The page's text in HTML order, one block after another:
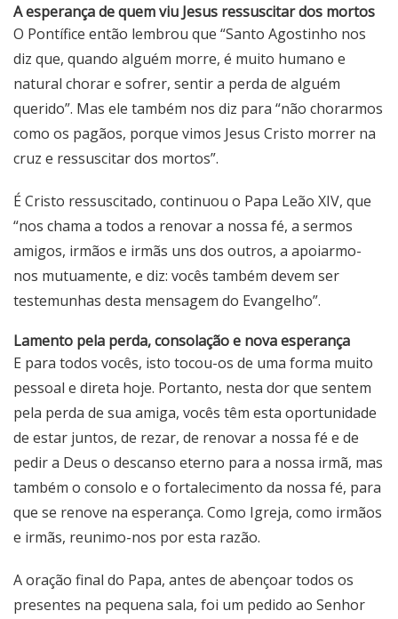
A esperança de quem viu Jesus ressuscitar dos mortos
O Pontífice então lembrou que “Santo Agostinho nos
diz que, quando alguém morre, é muito humano e
natural chorar e sofrer, sentir a perda de alguém
querido”. Mas ele também nos diz para “não chorarmos
como os pagãos, porque vimos Jesus Cristo morrer na
cruz e ressuscitar dos mortos”.
É Cristo ressuscitado, continuou o Papa Leão XIV, que
“nos chama a todos a renovar a nossa fé, a sermos
amigos, irmãos e irmãs uns dos outros, a apoiarmo-
nos mutuamente, e diz: vocês também devem ser
testemunhas desta mensagem do Evangelho”.
Lamento pela perda, consolação e nova esperança
E para todos vocês, isto tocou-os de uma forma muito
pessoal e direta hoje. Portanto, nesta dor que sentem
pela perda de sua amiga, vocês têm esta oportunidade
de estar juntos, de rezar, de renovar a nossa fé e de
pedir a Deus o descanso eterno para a nossa irmã, mas
também o consolo e o fortalecimento da nossa fé, para
que se renove na esperança. Como Igreja, como irmãos
e irmãs, reunimo-nos por esta razão.
A oração final do Papa, antes de abençoar todos os
presentes na pequena sala, foi um pedido ao Senhor